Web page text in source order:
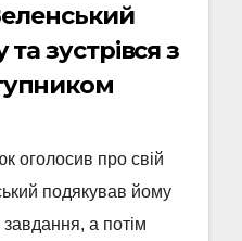
зустрівся з
оголосив про свій
подякував йому
завдання, а потім